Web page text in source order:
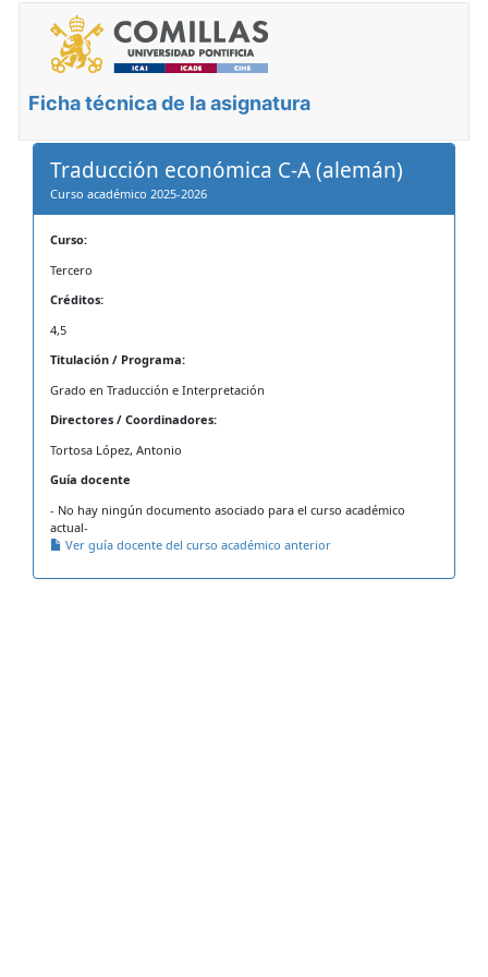
Ficha técnica de la asignatura
Traducción económica C-A (alemán)
Curso académico 2025-2026
Curso:
Tercero
Créditos:
4,5
Titulación / Programa:
Grado en Traducción e Interpretación
Directores / Coordinadores:
Tortosa López, Antonio
Guía docente
- No hay ningún documento asociado para el curso académico
actual-
Ver guía docente del curso académico anterior